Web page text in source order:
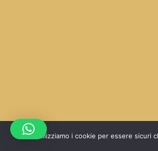
2025 ©
Utilizziamo i cookie per essere